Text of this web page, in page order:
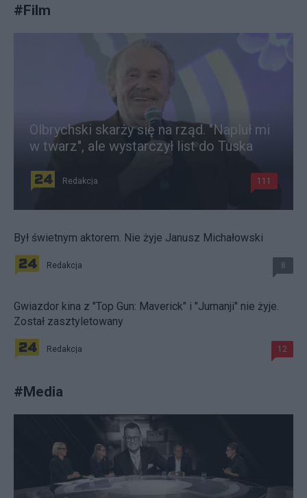
#Film
Olbrychski skarży się na rząd. "Napluł mi
w twarz", ale wystarczył list do Tuska
Redakcja 111
Był świetnym aktorem. Nie żyje Janusz Michałowski
Redakcja 8
Gwiazdor kina z "Top Gun: Maverick" i "Jumanji" nie żyje.
Został zasztyletowany
Redakcja 12
#Media